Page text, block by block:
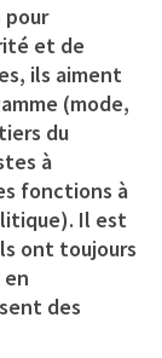
et de
ils aiment
(mode,
du
à
fonctions à
Il est
ont toujours
des